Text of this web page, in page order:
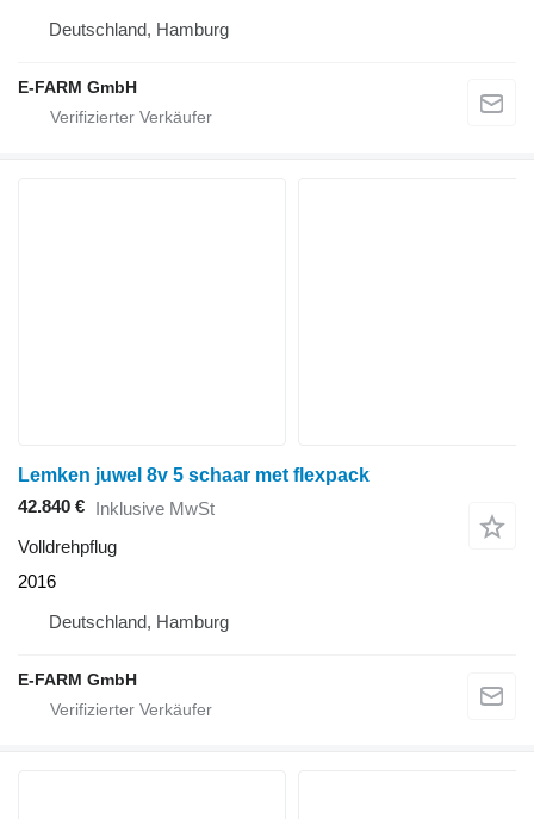
Deutschland, Hamburg
E-FARM GmbH
Lemken juwel 8v 5 schaar met flexpack
42.840 € Inklusive MwSt
Volldrehpflug
2016
Deutschland, Hamburg
E-FARM GmbH